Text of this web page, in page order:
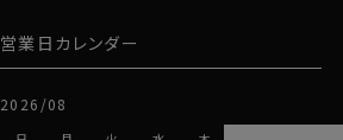
S-37～LL-43・3L-45･4L-47cm / トー
営業日カレンダー
2026/08